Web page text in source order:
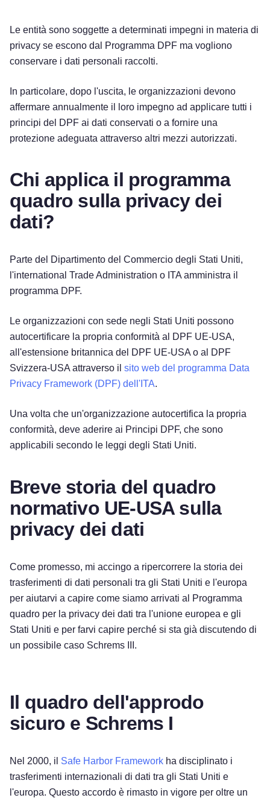
Le entità sono soggette a determinati impegni in materia di
privacy se escono dal Programma DPF ma vogliono
conservare i dati personali raccolti.
In particolare, dopo l'uscita, le organizzazioni devono
affermare annualmente il loro impegno ad applicare tutti i
principi del DPF ai dati conservati o a fornire una
protezione adeguata attraverso altri mezzi autorizzati.
Chi applica il programma
quadro sulla privacy dei
dati?
Parte del Dipartimento del Commercio degli Stati Uniti,
l'international Trade Administration o ITA amministra il
programma DPF.
Le organizzazioni con sede negli Stati Uniti possono
autocertificare la propria conformità al DPF UE-USA,
all'estensione britannica del DPF UE-USA o al DPF
Svizzera-USA attraverso il sito web del programma Data
Privacy Framework (DPF) dell'ITA.
Una volta che un'organizzazione autocertifica la propria
conformità, deve aderire ai Principi DPF, che sono
applicabili secondo le leggi degli Stati Uniti.
Breve storia del quadro
normativo UE-USA sulla
privacy dei dati
Come promesso, mi accingo a ripercorrere la storia dei
trasferimenti di dati personali tra gli Stati Uniti e l'europa
per aiutarvi a capire come siamo arrivati al Programma
quadro per la privacy dei dati tra l'unione europea e gli
Stati Uniti e per farvi capire perché si sta già discutendo di
un possibile caso Schrems III.
Il quadro dell'approdo
sicuro e Schrems I
Nel 2000, il Safe Harbor Framework ha disciplinato i
trasferimenti internazionali di dati tra gli Stati Uniti e
l'europa. Questo accordo è rimasto in vigore per oltre un